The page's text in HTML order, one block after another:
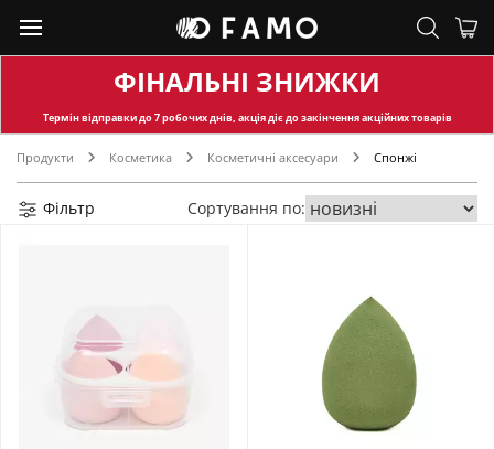
ФІНАЛЬНІ ЗНИЖКИ
Термін відправкидо 7 робочих днів, акція діє до закінчення акційних товарів
Продукти Косметика Косметичні аксесуари Спонжі
Фільтр Сортування по: